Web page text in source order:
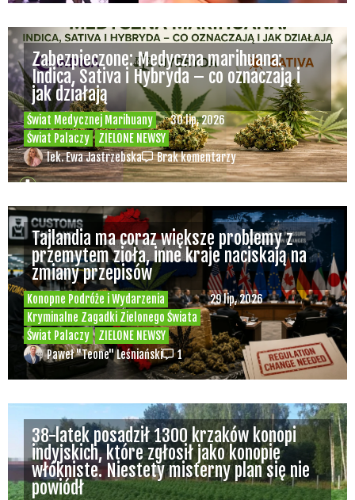
Świat Medycznej Marihuany
Świat Palaczy
ZIELONE NEWSY
30 lip, 2026
Zabezpieczone: Medyczna marihuana:
Indica, Sativa i Hybryda – co oznaczają i
jak działają
lek. Ewa Jastrzebska Brak komentarzy
Konopne Podróże i Wydarzenia
Kryminalne Zagadki Zielonego Świata
Świat Palaczy
ZIELONE NEWSY
29 lip, 2026
Tajlandia ma coraz większe problemy z
przemytem zioła, inne kraje naciskają na
zmiany przepisów
Paweł "Teone" Leśniański 1
38-latek posadził 1300 krzaków konopi
indyjskich, które zgłosił jako konopie
włókniste. Niestety misterny plan się nie
powiódł